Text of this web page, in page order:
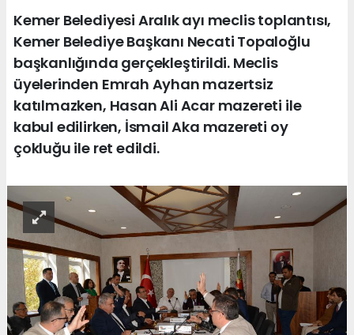
Kemer Belediyesi Aralık ayı meclis toplantısı,
Kemer Belediye Başkanı Necati Topaloğlu
başkanlığında gerçekleştirildi. Meclis
üyelerinden Emrah Ayhan mazertsiz
katılmazken, Hasan Ali Acar mazereti ile
kabul edilirken, İsmail Aka mazereti oy
çokluğu ile ret edildi.